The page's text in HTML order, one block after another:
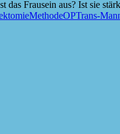
Frausein aus? Ist sie
MethodeOPTrans-